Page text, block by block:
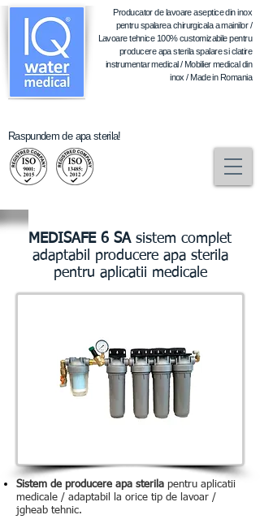
Producator de lavoare aseptice din inox
pentru spalarea chirurgicala a mainilor /
Lavoare tehnice 100% customizabile pentru
producere apa sterila spalare si clatire
instrumentar medical / Mobilier medical din
inox / Made in Romania
Raspundem de apa sterila!
MEDISAFE 6 SA sistem complet
adaptabil producere apa sterila
pentru aplicatii medicale
Sistem de producere apa sterila pentru aplicatii
medicale / adaptabil la orice tip de lavoar /
jgheab tehnic.